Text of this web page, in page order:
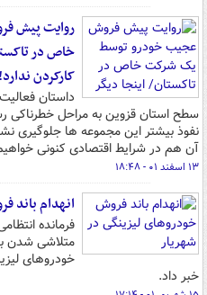
روایت پیش
خاص در
کارکردن ندارد!
داستان
سطح استان قزوین به مراحل خطرناکی
نفوذ بیشتر این مجموعه ها جلوگیری
آن هم در شرایط اقتصادی کنونی
۱۳ اسفند ۰۱ - ۱۸:۴۸
انهدام باند
فرمانده
خبر داد.